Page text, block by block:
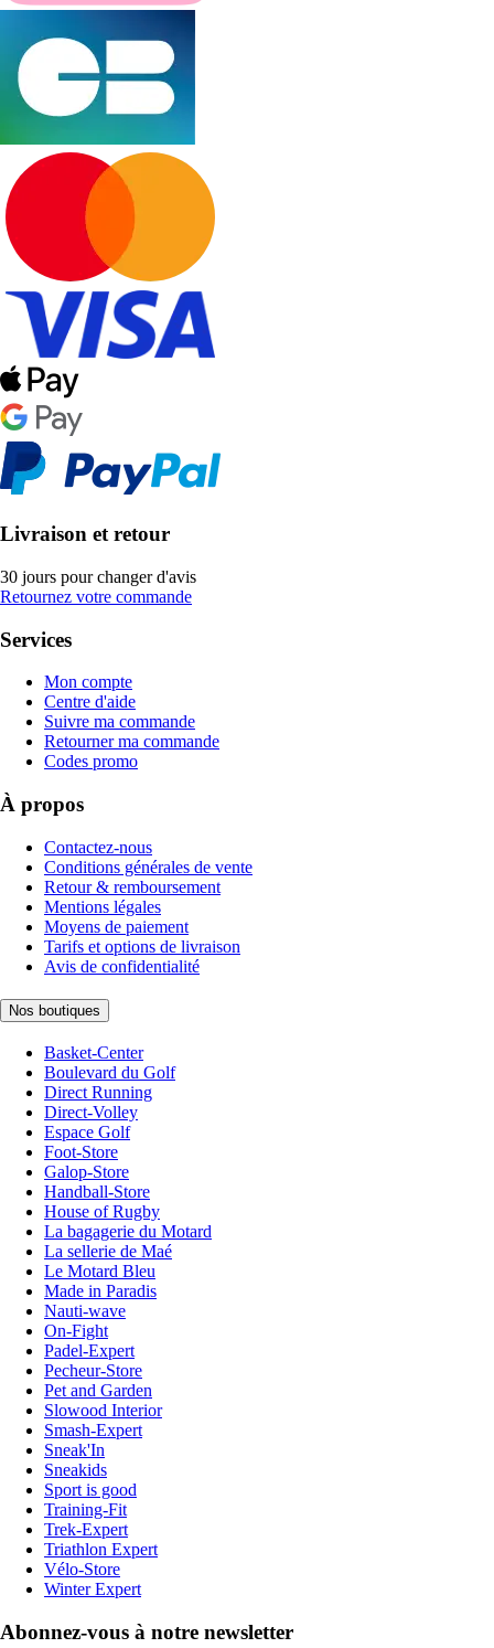
Livraison et retour
30 jours pour changer d'avis
Retournez votre commande
Services
Mon compte
Centre d'aide
Suivre ma commande
Retourner ma commande
Codes promo
À propos
Contactez-nous
Conditions générales de vente
Retour & remboursement
Mentions légales
Moyens de paiement
Tarifs et options de livraison
Avis de confidentialité
Nos boutiques
Basket-Center
Boulevard du Golf
Direct Running
Direct-Volley
Espace Golf
Foot-Store
Galop-Store
Handball-Store
House of Rugby
La bagagerie du Motard
La sellerie de Maé
Le Motard Bleu
Made in Paradis
Nauti-wave
On-Fight
Padel-Expert
Pecheur-Store
Pet and Garden
Slowood Interior
Smash-Expert
Sneak'In
Sneakids
Sport is good
Training-Fit
Trek-Expert
Triathlon Expert
Vélo-Store
Winter Expert
Abonnez-vous à notre newsletter